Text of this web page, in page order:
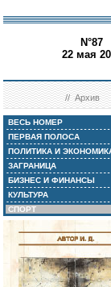
N°87
22 мая
//Архив
ВЕСЬ НОМЕР
ПЕРВАЯ ПОЛОСА
ПОЛИТИКА И
ЗАГРАНИЦА
БИЗНЕС И ФИНАНСЫ
КУЛЬТУРА
СПОРТ